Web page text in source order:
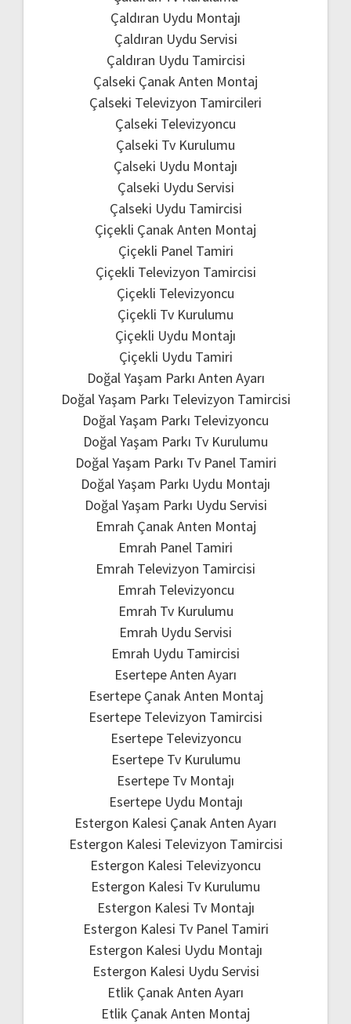
Çaldıran Uydu Montajı
Çaldıran Uydu Servisi
Çaldıran Uydu Tamircisi
Çalseki Çanak Anten Montaj
Çalseki Televizyon Tamircileri
Çalseki Televizyoncu
Çalseki Tv Kurulumu
Çalseki Uydu Montajı
Çalseki Uydu Servisi
Çalseki Uydu Tamircisi
Çiçekli Çanak Anten Montaj
Çiçekli Panel Tamiri
Çiçekli Televizyon Tamircisi
Çiçekli Televizyoncu
Çiçekli Tv Kurulumu
Çiçekli Uydu Montajı
Çiçekli Uydu Tamiri
Doğal Yaşam Parkı Anten Ayarı
Doğal Yaşam Parkı Televizyon Tamircisi
Doğal Yaşam Parkı Televizyoncu
Doğal Yaşam Parkı Tv Kurulumu
Doğal Yaşam Parkı Tv Panel Tamiri
Doğal Yaşam Parkı Uydu Montajı
Doğal Yaşam Parkı Uydu Servisi
Emrah Çanak Anten Montaj
Emrah Panel Tamiri
Emrah Televizyon Tamircisi
Emrah Televizyoncu
Emrah Tv Kurulumu
Emrah Uydu Servisi
Emrah Uydu Tamircisi
Esertepe Anten Ayarı
Esertepe Çanak Anten Montaj
Esertepe Televizyon Tamircisi
Esertepe Televizyoncu
Esertepe Tv Kurulumu
Esertepe Tv Montajı
Esertepe Uydu Montajı
Estergon Kalesi Çanak Anten Ayarı
Estergon Kalesi Televizyon Tamircisi
Estergon Kalesi Televizyoncu
Estergon Kalesi Tv Kurulumu
Estergon Kalesi Tv Montajı
Estergon Kalesi Tv Panel Tamiri
Estergon Kalesi Uydu Montajı
Estergon Kalesi Uydu Servisi
Etlik Çanak Anten Ayarı
Etlik Çanak Anten Montaj